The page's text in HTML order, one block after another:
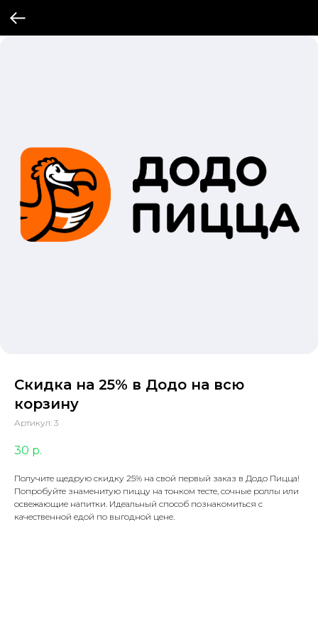
Скидка на 25% в Додо на всю
корзину
Артикул: 3
30 р.
Получите щедрую скидку 25% на свой первый заказ в Додо Пицца!
Попробуйте знаменитую пиццу на тонком тесте, сочные роллы или
освежающие напитки. Идеальный способ познакомиться с
качественной едой по выгодной цене.